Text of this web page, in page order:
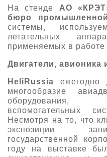
На стенде АО
бюро
системы,
летательных
применяемых в
Двигатели, авионика
HeliRussia ежегодно
многообразие
оборудования,
вспомогательных
Несмотря на то, что
экспозиции
государственной
году на выставке